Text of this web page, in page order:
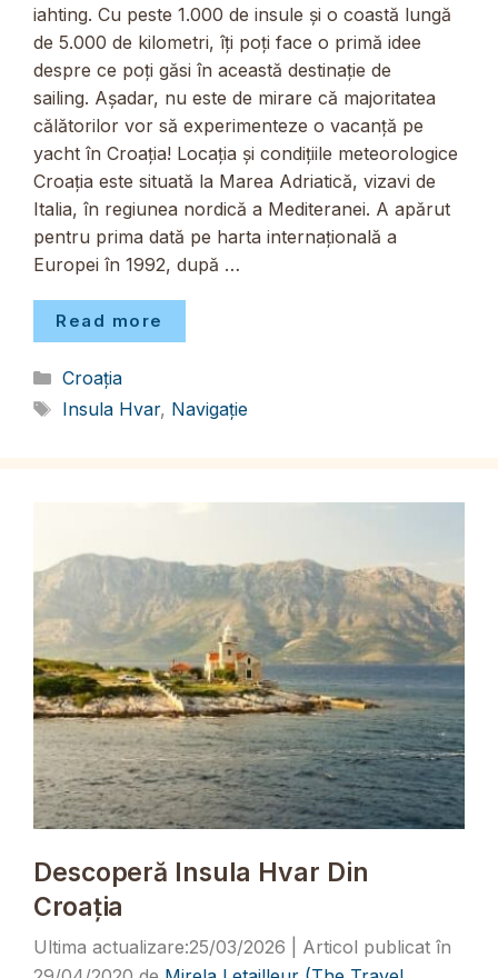
iahting. Cu peste 1.000 de insule și o coastă lungă
de 5.000 de kilometri, îți poți face o primă idee
despre ce poți găsi în această destinație de
sailing. Așadar, nu este de mirare că majoritatea
călătorilor vor să experimenteze o vacanță pe
yacht în Croația! Locația și condițiile meteorologice
Croația este situată la Marea Adriatică, vizavi de
Italia, în regiunea nordică a Mediteranei. A apărut
pentru prima dată pe harta internațională a
Europei în 1992, după …
Read more
Categorii
Croația
Etichete
Insula Hvar, Navigație
Descoperă Insula Hvar Din
Croația
25/03/2026